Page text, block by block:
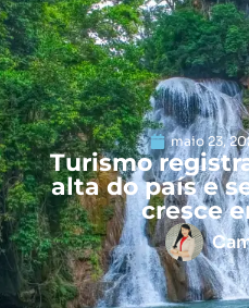
maio 23,
Turismo
alta do país e
cresce